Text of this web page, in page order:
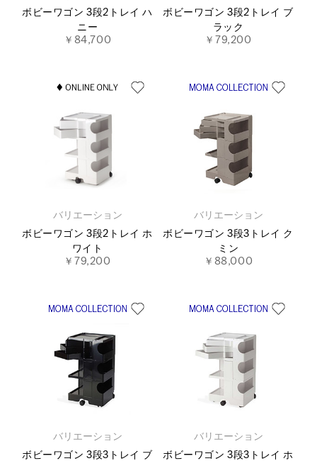
ボビーワゴン 3段2トレイ ハ
ニー
￥84,700
ボビーワゴン 3段2トレイ ブ
ラック
￥79,200
バリエーション
ボビーワゴン 3段2トレイ ホ
ワイト
￥79,200
バリエーション
ボビーワゴン 3段3トレイ ク
ミン
￥88,000
バリエーション
ボビーワゴン 3段3トレイ ブ
バリエーション
ボビーワゴン 3段3トレイ ホ